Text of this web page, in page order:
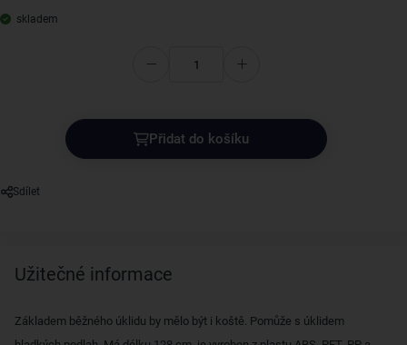
skladem
Přidat do košíku
Sdílet
Užitečné informace
Základem běžného úklidu by mělo být i koště. Pomůže s úklidem